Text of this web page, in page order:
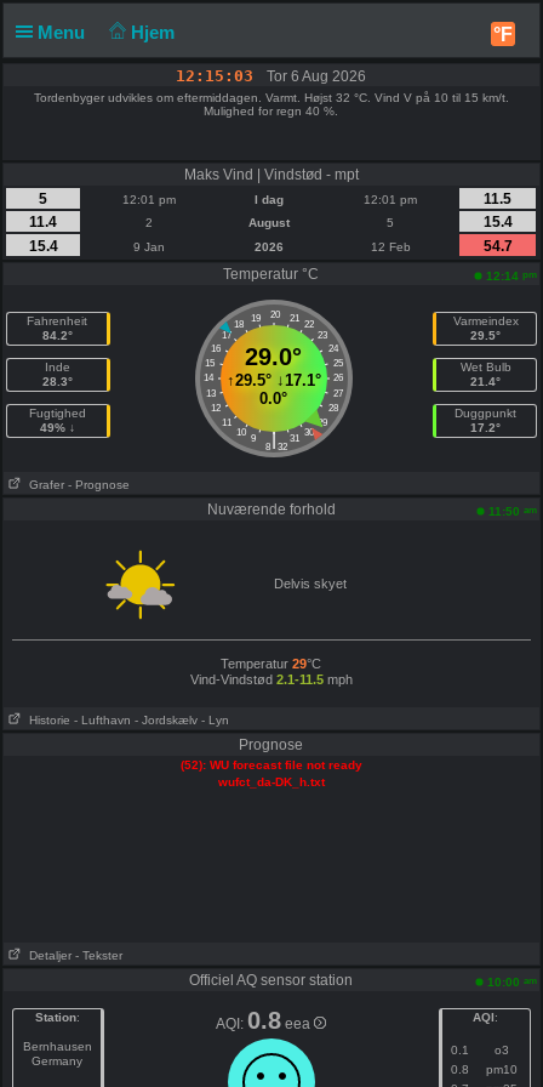
Menu Hjem °F
12:15:03 Tor 6 Aug 2026
Tordenbyger udvikles om eftermiddagen. Varmt. Højst 32 °C. Vind V på 10 til 15 km/t.
Mulighed for regn 40 %.
Maks Vind | Vindstød - mpt
5
12:01 pm I dag 12:01 pm
11.5
11.4
2 August 5
15.4
15.4
9 Jan 2026 12 Feb
54.7
Temperatur °C
12:14 pm
Fahrenheit
84.2°
Inde
28.3°
Fugtighed
49% ↓
20
19 21
18
22
17
23
16
24
15
25
14
26
13
27
12
28
11
29
10
30
9 31
|
8 32
29.0°
↑29.5°↓17.1°
0.0°
Varmeindex
29.5°
Wet Bulb
21.4°
Duggpunkt
17.2°
Grafer - Prognose
Nuværende forhold 11:50 am
Delvis skyet
Temperatur29°C
Vind-Vindstød 2.1-11.5mph
Historie - Lufthavn - Jordskælv - Lyn
Prognose
(52): WU forecast file not ready
wufct_da-DK_h.txt
Detaljer - Tekster
Officiel AQ sensor station 10:00 am
Station:
Bernhausen
Germany
AQI:0.8 eea AQI:
0.1
o3
0.8
pm10